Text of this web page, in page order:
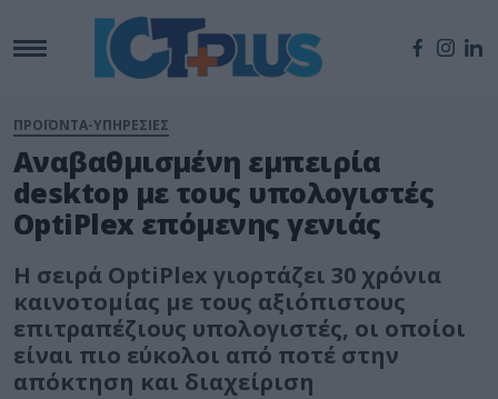
ΠΡΟΪΟΝΤΑ-ΥΠΗΡΕΣΙΕΣ
Αναβαθμισμένη εμπειρία
desktop με τους υπολογιστές
OptiPlex επόμενης γενιάς
Η σειρά OptiPlex γιορτάζει 30 χρόνια
καινοτομίας με τους αξιόπιστους
επιτραπέζιους υπολογιστές, οι οποίοι
είναι πιο εύκολοι από ποτέ στην
απόκτηση και διαχείριση